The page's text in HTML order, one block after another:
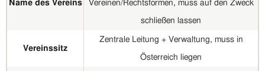
Name des Vereins Vereinen/Rechtsformen, muss auf den Zweck
schließen lassen
Vereinssitz
Zentrale Leitung + Verwaltung, muss in
Österreich liegen